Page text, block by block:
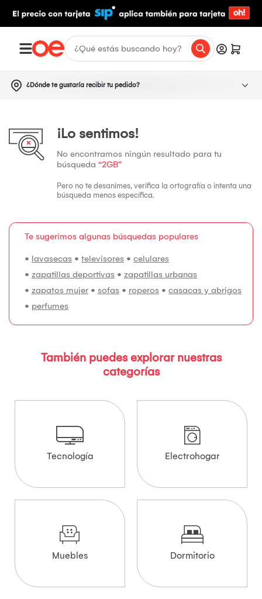
¿Dónde te gustaría recibir tu pedido?
¡Lo sentimos!
No encontramos ningún resultado para tu
búsqueda “2GB”
Pero no te desanimes, verifica la ortografía o intenta una
búsqueda menos específica.
Te sugerimos algunas búsquedas populares
• lavasecas • televisores • celulares
• zapatillas deportivas • zapatillas urbanas
• zapatos mujer • sofas • roperos • casacas y abrigos
• perfumes
También puedes explorar nuestras
categorías
Tecnología Electrohogar
Muebles Dormitorio